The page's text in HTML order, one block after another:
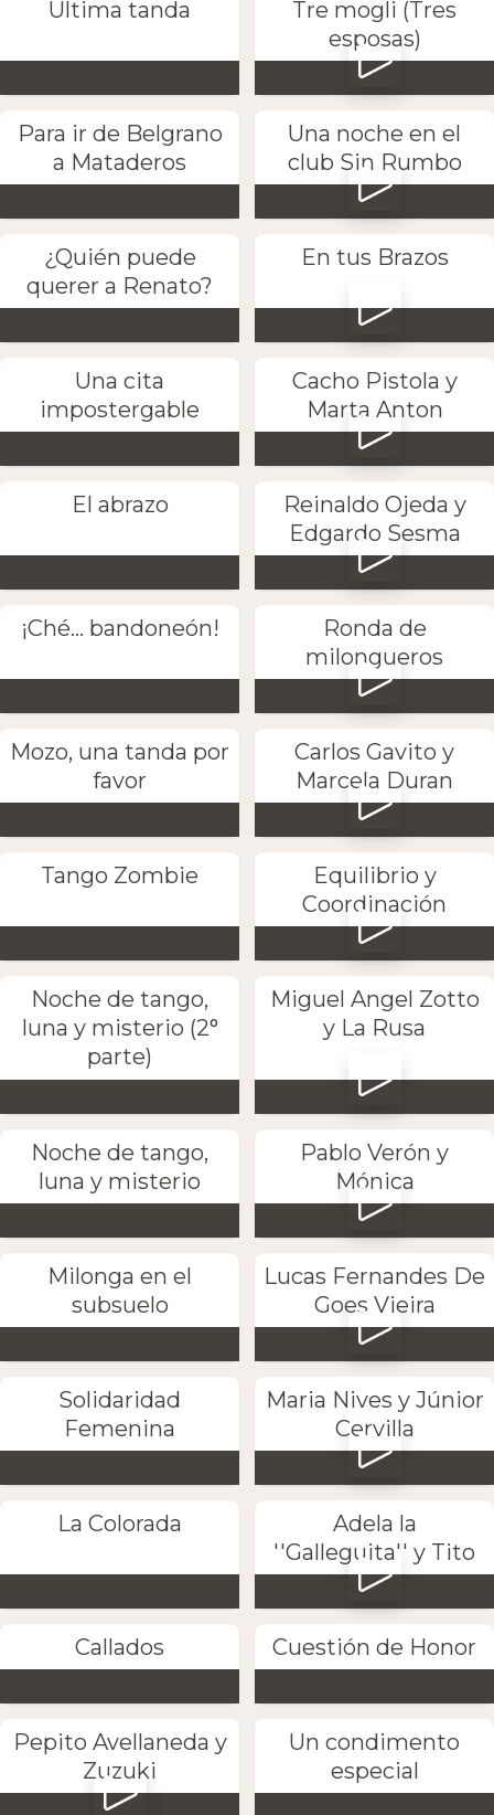
Última tanda
Tre mogli (Tres
esposas)
Para ir de Belgrano
a Mataderos
Una noche en el
club Sin Rumbo
¿Quién puede
querer a Renato?
En tus Brazos
Una cita
impostergable
Cacho Pistola y
Marta Anton
El abrazo
Reinaldo Ojeda y
Edgardo Sesma
¡Ché... bandoneón!
Ronda de
milongueros
Mozo, una tanda por
favor
Carlos Gavito y
Marcela Duran
Tango Zombie
Equilibrio y
Coordinación
Noche de tango,
luna y misterio (2°
parte)
Miguel Angel Zotto
y La Rusa
Noche de tango,
luna y misterio
Pablo Verón y
Mónica
Milonga en el
subsuelo
Lucas Fernandes De
Goes Vieira
Solidaridad
Femenina
Maria Nives y Júnior
Cervilla
La Colorada
Adela la
''Galleguita'' y Tito
Callados Cuestión de Honor
Pepito Avellaneda y
Zuzuki
Un condimento
especial